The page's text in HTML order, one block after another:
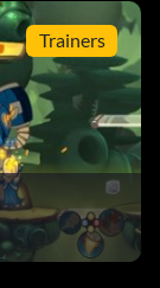
Trainers